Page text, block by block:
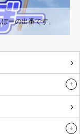
ーの出番です。